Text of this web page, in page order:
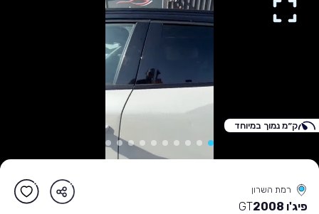
ק״מ נמוך במיוחד
רמת השרון
פיג'ו 2008 GT